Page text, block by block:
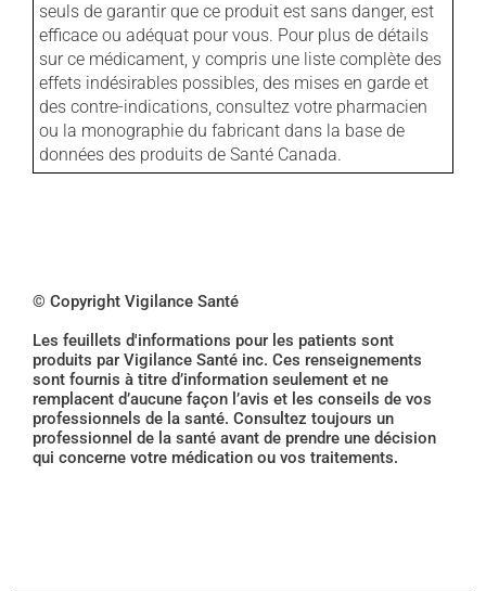
seuls de garantir que ce produit est sans danger, est
efficace ou adéquat pour vous. Pour plus de détails
sur ce médicament, y compris une liste complète des
effets indésirables possibles, des mises en garde et
des contre-indications, consultez votre pharmacien
ou la monographie du fabricant dans la base de
données des produits de Santé Canada.
© Copyright Vigilance Santé
Les feuillets d'informations pour les patients sont
produits par Vigilance Santé inc. Ces renseignements
sont fournis à titre d’information seulement et ne
remplacent d’aucune façon l’avis et les conseils de vos
professionnels de la santé. Consultez toujours un
professionnel de la santé avant de prendre une décision
qui concerne votre médication ou vos traitements.